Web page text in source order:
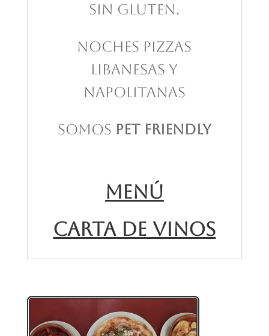
sin gluten.
NOCHES pizzas
libanesas y
napolitanas
Somos Pet friendly
MENÚ
CARTA DE VINOS